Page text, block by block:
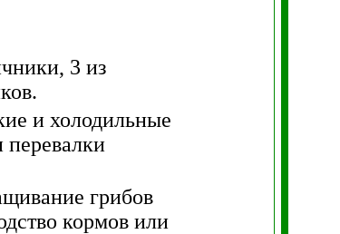
3 из
и холодильные
перевалки
грибов
кормов или